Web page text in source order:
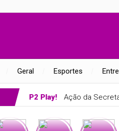
Geral Esportes
P2 Play! Ação da